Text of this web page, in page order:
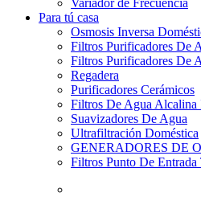
Variador de Frecuencia
Para tú casa
Osmosis Inversa
Filtros Purificadores De
Filtros Purificadores De
Regadera
Purificadores Cerámicos
Filtros De Agua Alcalina
Suavizadores De Agua
Ultrafiltración Doméstica
GENERADORES DE
Filtros Punto De Entrada